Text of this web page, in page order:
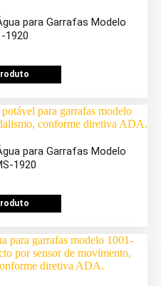
para Garrafas Modelo
1920
para Garrafas Modelo
1920